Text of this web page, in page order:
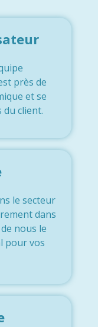
près de
et se
du client.
le secteur
dans
nous le
pour vos